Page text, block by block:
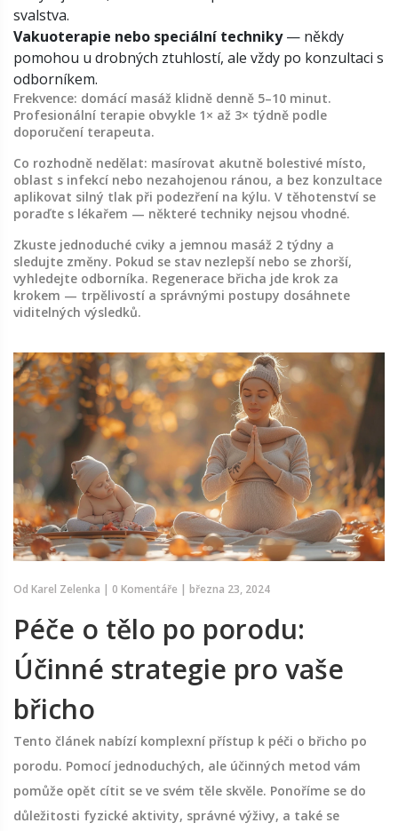
svalstva.
Vakuoterapie nebo speciální techniky— někdy
pomohou u drobných ztuhlostí, ale vždy po konzultaci s
odborníkem.
Frekvence: domácí masáž klidně denně 5–10 minut.
Profesionální terapie obvykle 1× až 3× týdně podle
doporučení terapeuta.
Co rozhodně nedělat: masírovat akutně bolestivé místo,
oblast s infekcí nebo nezahojenou ránou, a bez konzultace
aplikovat silný tlak při podezření na kýlu. V těhotenství se
poraďte s lékařem — některé techniky nejsou vhodné.
Zkuste jednoduché cviky a jemnou masáž 2 týdny a
sledujte změny. Pokud se stav nezlepší nebo se zhorší,
vyhledejte odborníka. Regenerace břicha jde krok za
krokem — trpělivostí a správnými postupy dosáhnete
viditelných výsledků.
Od Karel Zelenka | 0 Komentáře | března 23, 2024
Péče o tělo po porodu:
Účinné strategie pro vaše
břicho
Tento článek nabízí komplexní přístup k péči o břicho po
porodu. Pomocí jednoduchých, ale účinných metod vám
pomůže opět cítit se ve svém těle skvěle. Ponoříme se do
důležitosti fyzické aktivity, správné výživy, a také se